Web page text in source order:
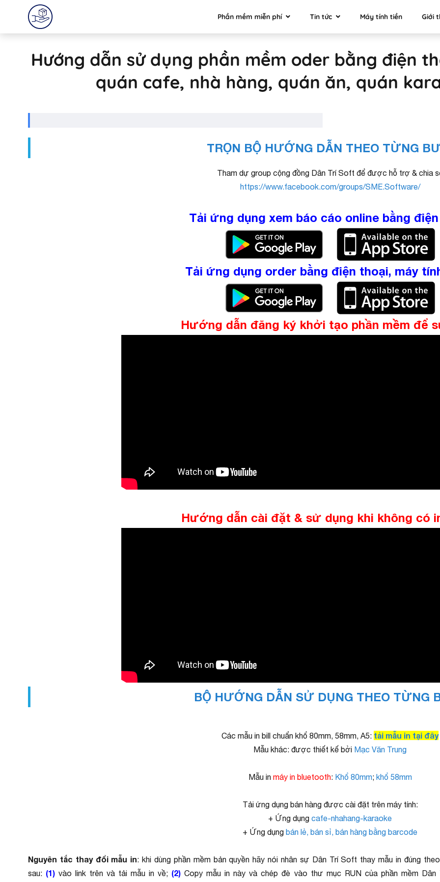
Phần mềm miễn phí Tin tức Máy tính tiền Giới
Hướng dẫn sử dụng phần mềm oder bằng điện
quán cafe, nhà hàng, quán ăn, quán
TRỌN BỘ HƯỚNG DẪN THEO TỪNG
Tham dự group cộng đồng Dân Trí Soft để được hỗ trợ & chia
https://www.facebook.com/groups/SME.Software/
Tải ứng dụng xem báo cáo online bằng
Tải ứng dụng order bằng điện thoại, máy
Hướng dẫn đăng ký khởi tạo phần mềm để
Hướng dẫn cài đặt & sử dụng khi không có
BỘ HƯỚNG DẪN SỬ DỤNG THEO TỪNG
Các mẫu in bill chuẩn khổ 80mm, 58mm, A5: tải mẫu in tại đây
Mẫu khác: được thiết kế bởi Mạc Văn Trung
Mẫu in máy in bluetooth: Khổ 80mm; khổ 58mm
Tải ứng dụng bán hàng được cài đặt trên máy tính:
+ Ứng dụng cafe-nhahang-karaoke
+ Ứng dụng bán lẻ, bán sỉ, bán hàng bằng barcode
Nguyên tắc thay đổi mẫu in: khi dùng phần mềm bản quyền hãy nói nhân sự Dân Trí Soft thay mẫu in đúng
sau: (1) vào link trên và tải mẫu in về; (2) Copy mẫu in này và chép đè vào thư mục RUN của phần mềm